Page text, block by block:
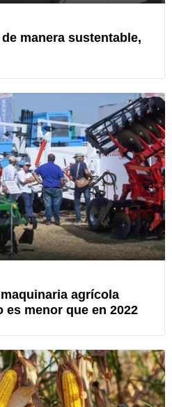
manera sustentable,
agrícola
menor que en 2022